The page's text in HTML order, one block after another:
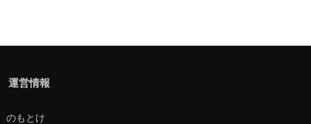
運営情報
のもとけ